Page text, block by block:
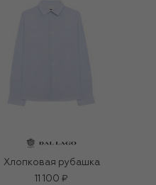
Хлопковая рубашка
11 100 ₽